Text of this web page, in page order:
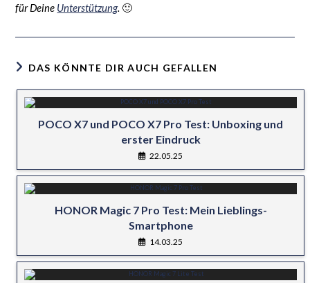
für Deine Unterstützung. 🙂
DAS KÖNNTE DIR AUCH GEFALLEN
POCO X7 und POCO X7 Pro Test: Unboxing und
erster Eindruck
22.05.25
HONOR Magic 7 Pro Test: Mein Lieblings-
Smartphone
14.03.25